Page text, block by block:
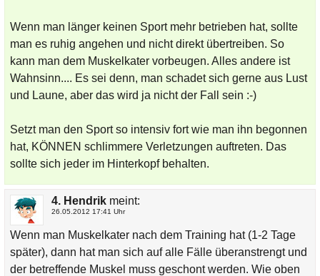
Wenn man länger keinen Sport mehr betrieben hat, sollte
man es ruhig angehen und nicht direkt übertreiben. So
kann man dem Muskelkater vorbeugen. Alles andere ist
Wahnsinn.... Es sei denn, man schadet sich gerne aus Lust
und Laune, aber das wird ja nicht der Fall sein :-)
Setzt man den Sport so intensiv fort wie man ihn begonnen
hat, KÖNNEN schlimmere Verletzungen auftreten. Das
sollte sich jeder im Hinterkopf behalten.
4. Hendrikmeint:
26.05.2012 17:41 Uhr
Wenn man Muskelkater nach dem Training hat (1-2 Tage
später), dann hat man sich auf alle Fälle überanstrengt und
der betreffende Muskel muss geschont werden. Wie oben